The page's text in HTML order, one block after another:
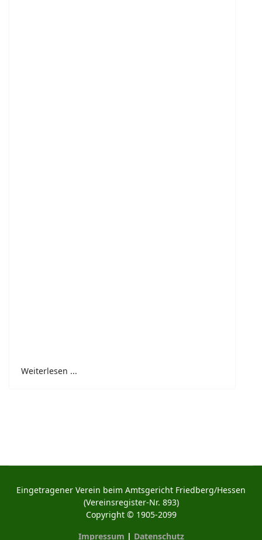
Weiterlesen ...
Eingetragener Verein beim Amtsgericht Friedberg/Hessen
(Vereinsregister-Nr. 893)
Copyright © 1905-2099
Impressum | Datenschutz